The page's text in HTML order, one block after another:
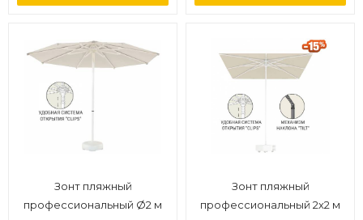
Зонт пляжный
профессиональный Ø2 м
Зонт пляжный
профессиональный 2х2 м